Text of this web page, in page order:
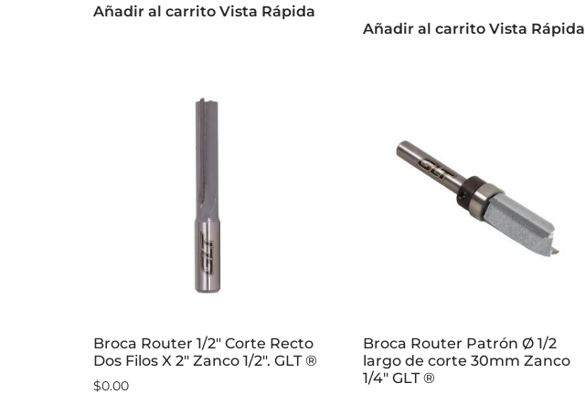
Añadir al carrito Vista Rápida
Añadir al carrito Vista Rápida
Broca Router 1/2″ Corte Recto
Dos Filos X 2″ Zanco 1/2″. GLT ®
$0.00
Broca Router Patrón Ø 1/2
largo de corte 30mm Zanco
1/4″ GLT ®